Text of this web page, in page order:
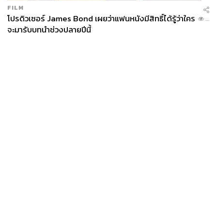
FILM
โปรดิวเซอร์ James Bond เผยว่าแฟนหนังมีสิทธิ์ได้รู้ว่าใคร
จะมารับบทนำช่วงปลายปีนี้
...